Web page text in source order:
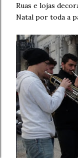
Ruas e lojas
Natal por toda a